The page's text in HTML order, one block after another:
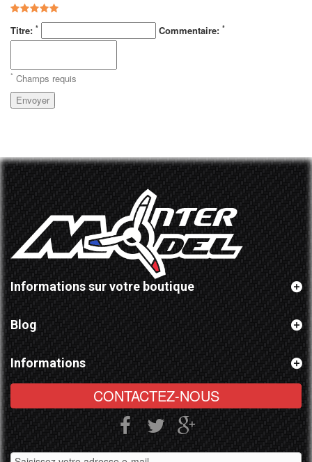
Titre: * Commentaire: *
* Champs requis
Envoyer
Informations sur votre boutique
Blog
Informations
CONTACTEZ-NOUS